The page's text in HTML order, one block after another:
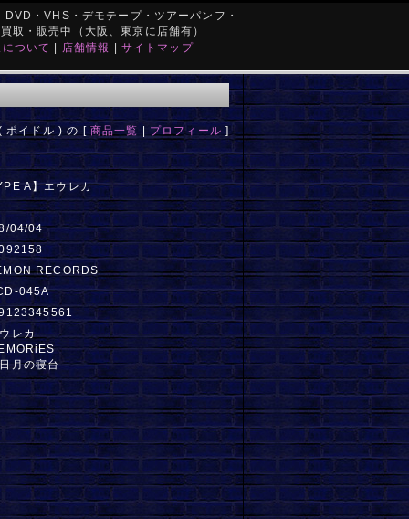
・VHS・デモテープ・ツアーパンフ・
取・販売中（大阪、東京に店舗有）
について | 店舗情報 | サイトマップ
ポイドル ) の [ 商品一覧 | プロフィール ]
A】エウレカ
04/04
RECORDS
045A
レカ
月の寝台